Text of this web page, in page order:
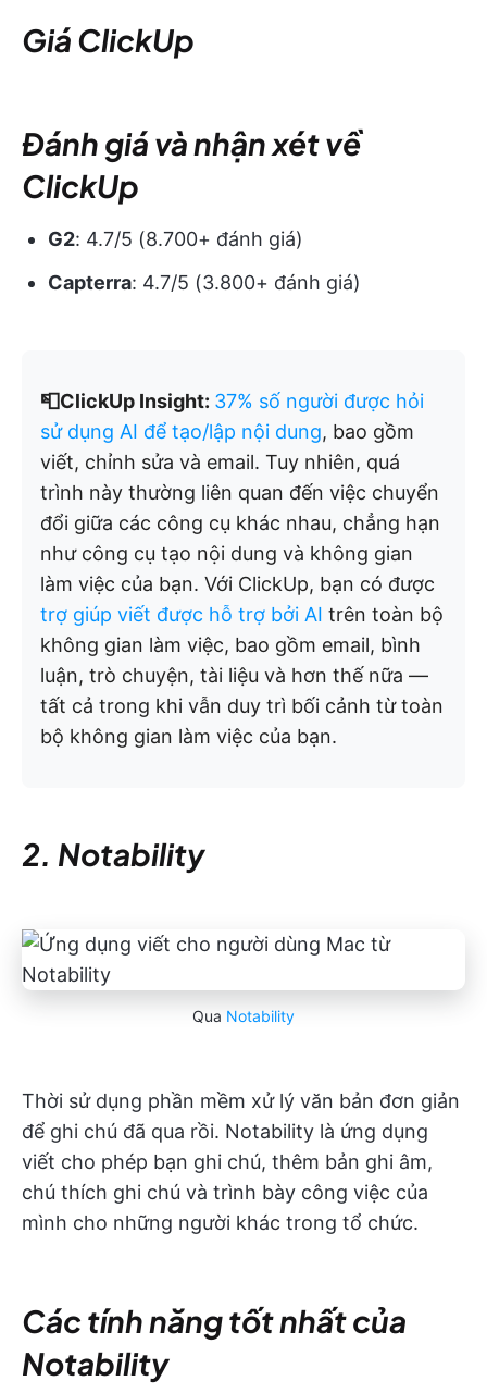
Giá ClickUp
Đánh giá và nhận xét về
ClickUp
G2: 4.7/5 (8.700+ đánh giá)
Capterra: 4.7/5 (3.800+ đánh giá)
📮ClickUp Insight: 37% số người được hỏi
sử dụng AI để tạo/lập nội dung, bao gồm
viết, chỉnh sửa và email. Tuy nhiên, quá
trình này thường liên quan đến việc chuyển
đổi giữa các công cụ khác nhau, chẳng hạn
như công cụ tạo nội dung và không gian
làm việc của bạn. Với ClickUp, bạn có được
trợ giúp viết được hỗ trợ bởi AI trên toàn bộ
không gian làm việc, bao gồm email, bình
luận, trò chuyện, tài liệu và hơn thế nữa —
tất cả trong khi vẫn duy trì bối cảnh từ toàn
bộ không gian làm việc của bạn.
2. Notability
Qua Notability
Thời sử dụng phần mềm xử lý văn bản đơn giản
để ghi chú đã qua rồi. Notability là ứng dụng
viết cho phép bạn ghi chú, thêm bản ghi âm,
chú thích ghi chú và trình bày công việc của
mình cho những người khác trong tổ chức.
Các tính năng tốt nhất của
Notability